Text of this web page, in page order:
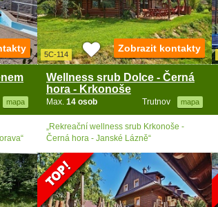
mapa
5C-114
Wellness srub Dolce - Černá
hora - Krkonoše
Trutnov mapa
Max. 14 osob
Zobrazit kontakty
„Rekreační wellness srub Krkonoše -
Černá hora - Janské Lázně“